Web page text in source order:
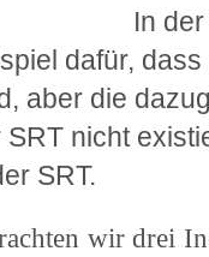
In
dafür,
aber die
SRT nicht
SRT.
wir drei